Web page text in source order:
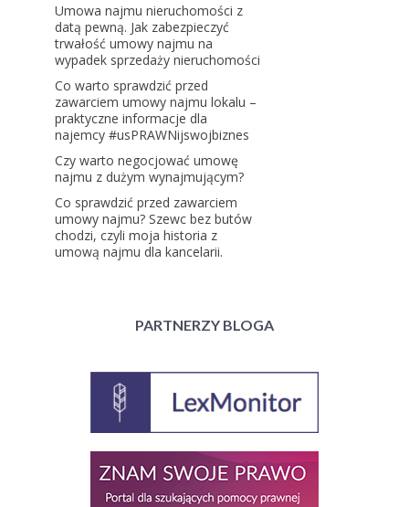
Umowa najmu nieruchomości z
datą pewną. Jak zabezpieczyć
trwałość umowy najmu na
wypadek sprzedaży nieruchomości
Co warto sprawdzić przed
zawarciem umowy najmu lokalu –
praktyczne informacje dla
najemcy #usPRAWNijswojbiznes
Czy warto negocjować umowę
najmu z dużym wynajmującym?
Co sprawdzić przed zawarciem
umowy najmu? Szewc bez butów
chodzi, czyli moja historia z
umową najmu dla kancelarii.
PARTNERZY BLOGA